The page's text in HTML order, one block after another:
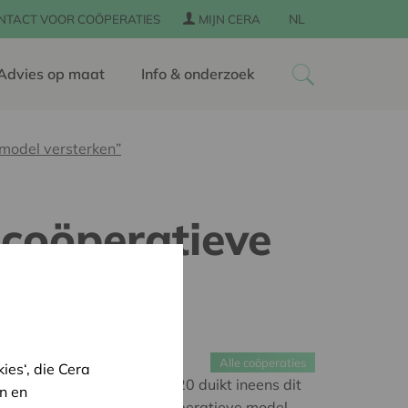
VOOR COÖPERATIES MIJN CERA NL
op maat Info & onderzoek
versterken”
Alle coöperaties
van eind september 2020 duikt ineens dit
die Cera
en